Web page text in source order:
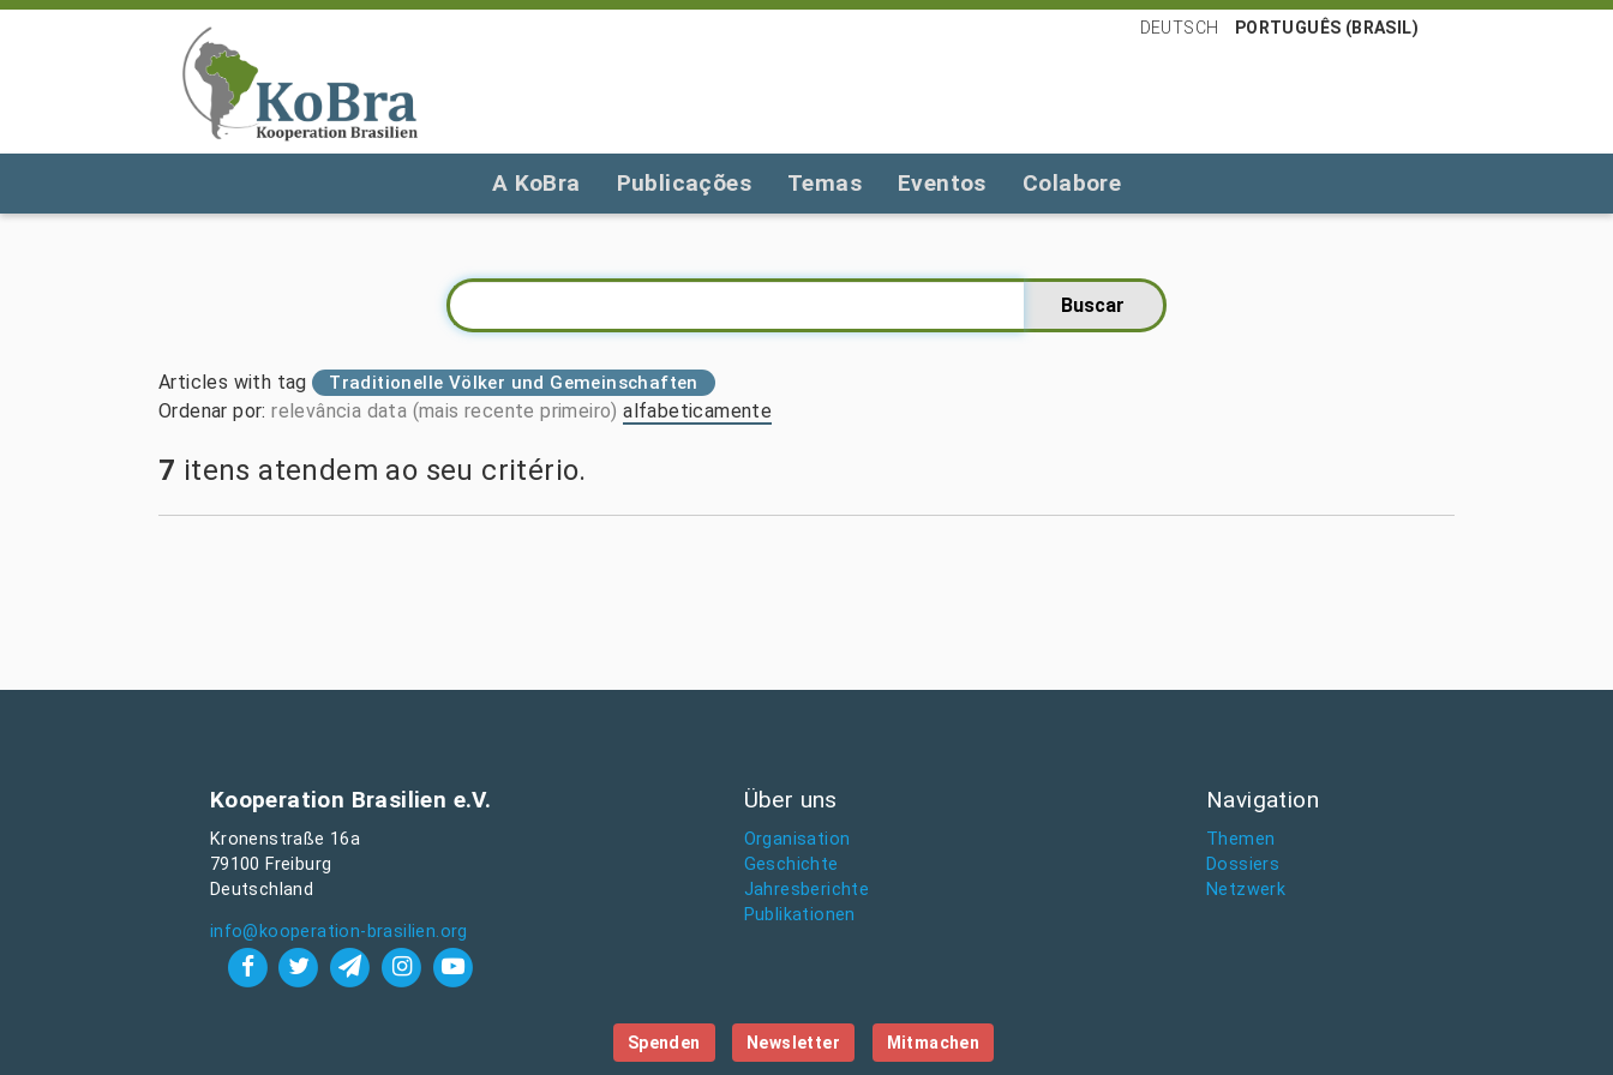
DEUTSCH PORTUGUÊS (BRASIL)
A KoBra Publicações Temas Eventos Colabore
Articles with tag Traditionelle Völker und Gemeinschaften
Ordenar por:relevância data (mais recente primeiro) alfabeticamente
7 itens atendem ao seu critério.
Kooperation Brasilien e.V.
Kronenstraße 16a
79100 Freiburg
Deutschland
info@kooperation-brasilien.org
Über uns
Organisation
Geschichte
Jahresberichte
Publikationen
Navigation
Themen
Dossiers
Netzwerk
Spenden Newsletter Mitmachen